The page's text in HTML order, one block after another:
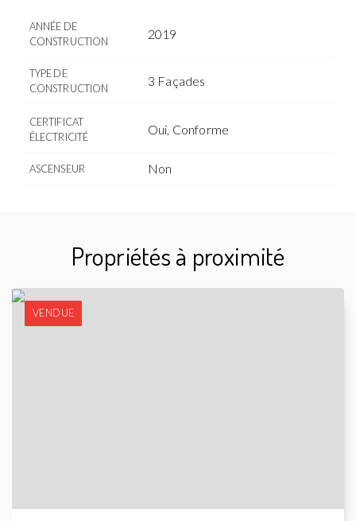
ANNÉE DE
CONSTRUCTION
2019
TYPE DE
CONSTRUCTION
3 Façades
CERTIFICAT
ÉLECTRICITÉ
Oui, Conforme
ASCENSEUR Non
Propriétés à proximité
VENDUE